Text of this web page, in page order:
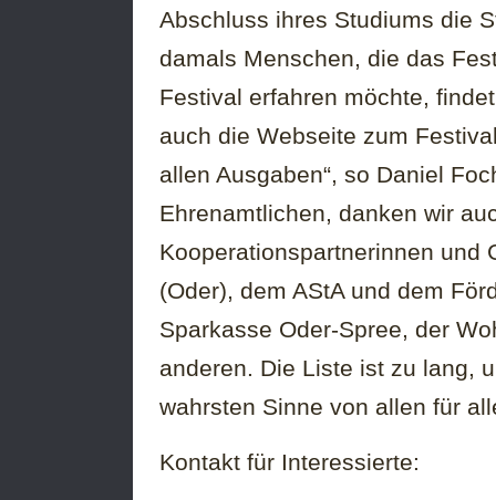
Abschluss ihres Studiums die
damals Menschen, die das
Festival erfahren möchte,
auch die Webseite zum
allen Ausgaben“, so Daniel
Ehrenamtlichen, danken wir
Kooperationspartnerinnen und
(Oder), dem AStA und dem
Sparkasse Oder-Spree, der
anderen. Die Liste ist zu lang,
wahrsten Sinne von allen für
Kontakt für Interessierte: